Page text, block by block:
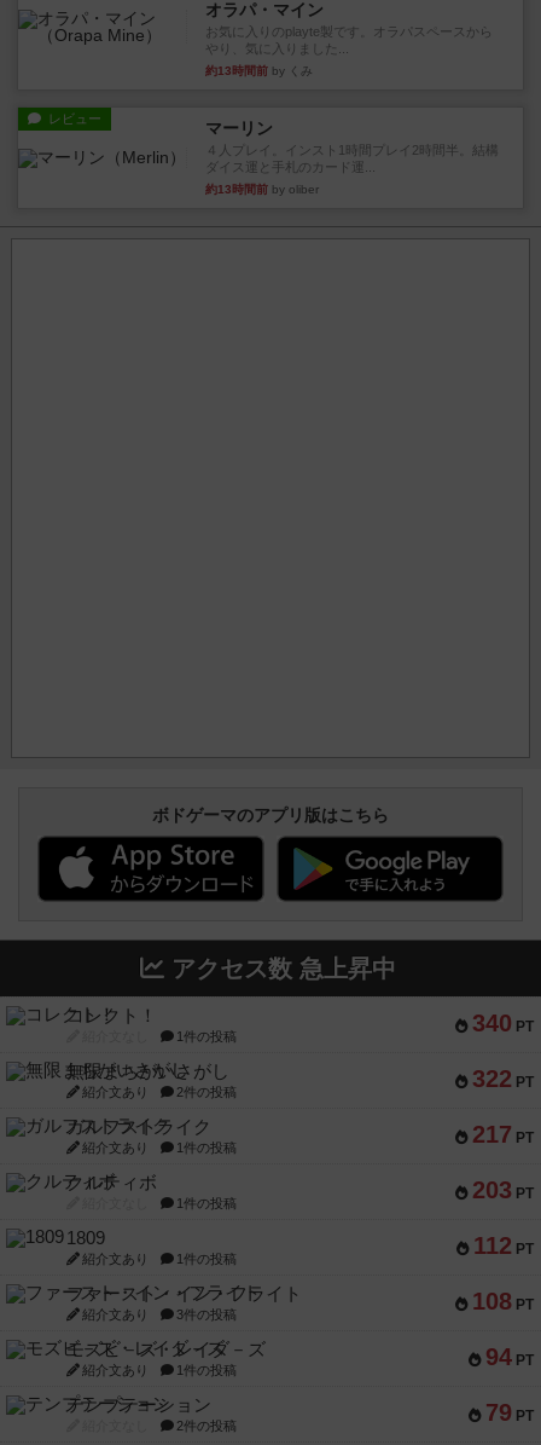
オラパ・マイン
お気に入りのplayte製です。オラパスペースから
やり、気に入りました...
約13時間前 by くみ
レビュー マーリン
４人プレイ。インスト1時間プレイ2時間半。結構
ダイス運と手札のカード運...
約13時間前 by oliber
ボドゲーマのアプリ版はこちら
アクセス数 急上昇中
340 PT
コレクト！
1件の投稿
322 PT
無限まちがいさがし
紹介文あり 2件の投稿
217 PT
ガルフストライク
紹介文あり 1件の投稿
203 PT
クルティボ
1件の投稿
112 PT
1809
紹介文あり 1件の投稿
108 PT
ファースト・イン・フライト
紹介文あり 3件の投稿
94 PT
モズビ－ズ・レイダ－ズ
紹介文あり 1件の投稿
79 PT
テンプテーション
2件の投稿